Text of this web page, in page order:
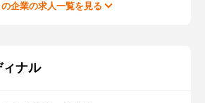
の企業の求人一覧を見る
ナル